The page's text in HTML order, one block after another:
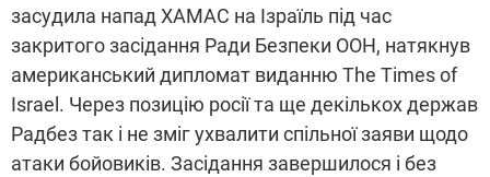
засудила напад ХАМАС на Ізраїль під час
закритого засідання Ради Безпеки ООН, натякнув
американський дипломат виданню The Times of
Israel. Через позицію росії та ще декількох держав
Радбез так і не зміг ухвалити спільної заяви щодо
атаки бойовиків. Засідання завершилося і без